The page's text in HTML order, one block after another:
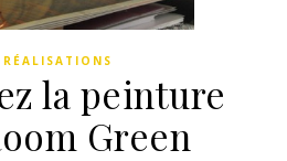
RÉALISATIONS
la peinture
Green